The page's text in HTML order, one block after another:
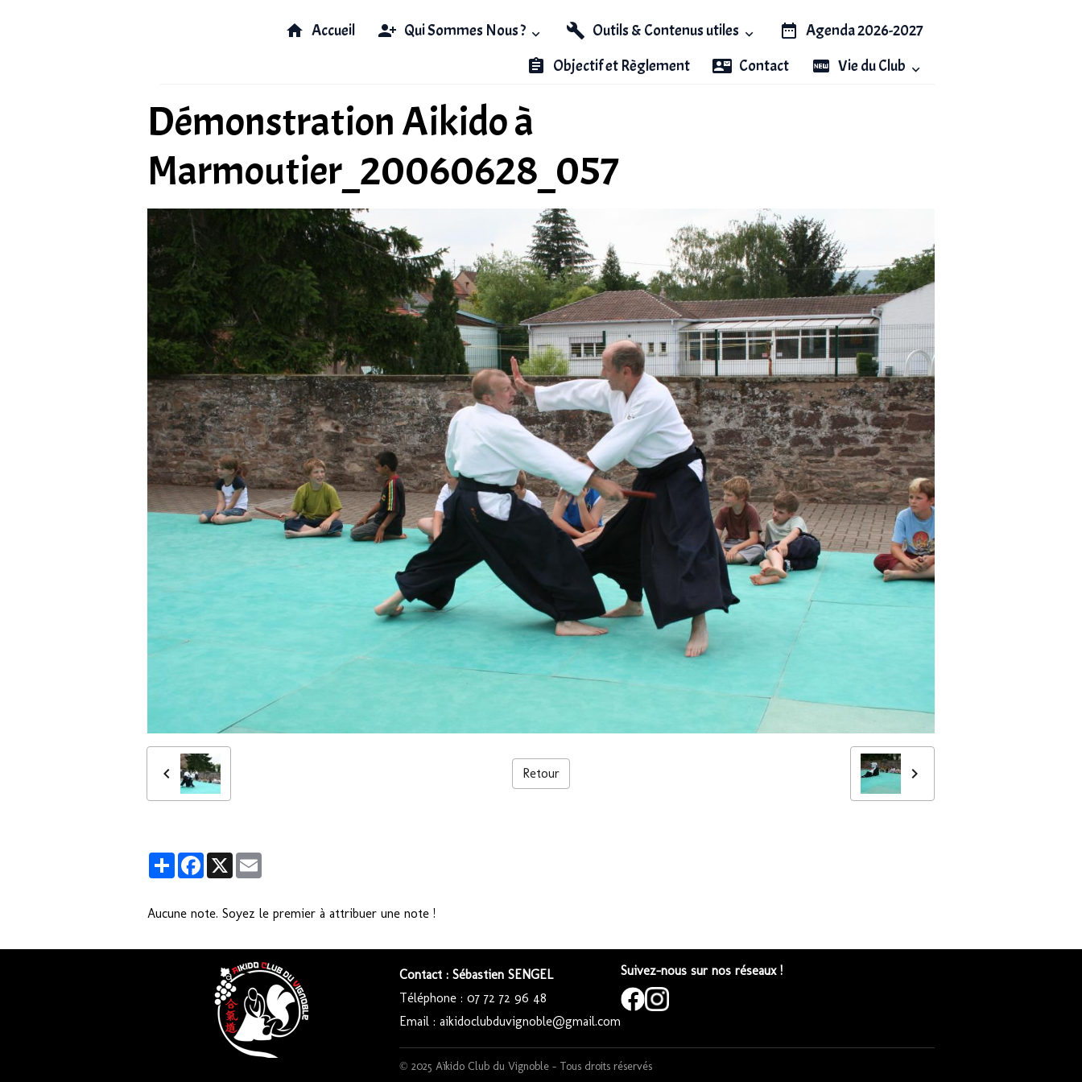
Accueil Qui Sommes Nous ? Outils & Contenus utiles
Agenda 2026-2027
Objectif et Règlement
Contact Vie du Club
Démonstration Aikido à
Marmoutier_20060628_057
Retour
PartagerFacebook
X
Aucune note. Soyez le premier à attribuer une note !
Contact : Sébastien SENGEL
Téléphone : 07 72 72 96 48
Email : aikidoclubduvignoble@gmail.com
Suivez-nous sur nos réseaux !
© 2025 Aïkido Club du Vignoble – Tous droits réservés